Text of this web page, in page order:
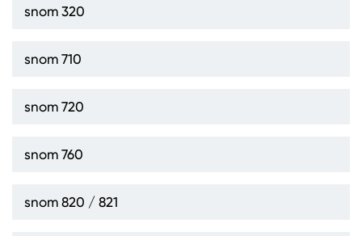
snom 320
snom 710
snom 720
snom 760
snom 820 / 821